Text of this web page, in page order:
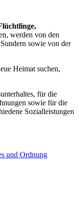
werden von den
sowie von der
Heimat suchen,
für die
sowie für die
Sozialleistungen
und Ordnung